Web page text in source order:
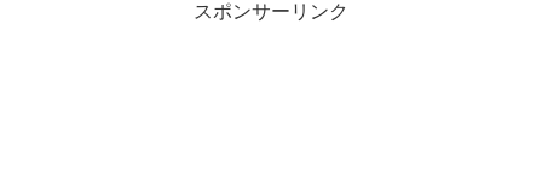
スポンサーリンク